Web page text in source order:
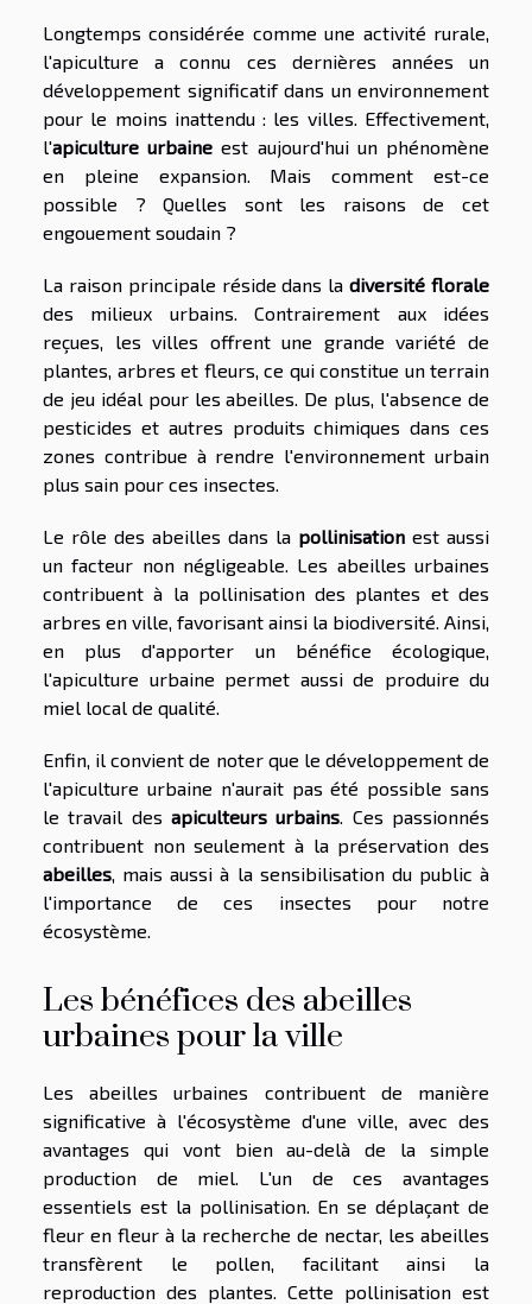
Longtemps considérée comme une activité rurale,
l'apiculture a connu ces dernières années un
développement significatif dans un environnement
pour le moins inattendu : les villes. Effectivement,
l'apiculture urbaine est aujourd'hui un phénomène
en pleine expansion. Mais comment est-ce
possible ? Quelles sont les raisons de cet
engouement soudain ?
La raison principale réside dans ladiversité florale
des milieux urbains. Contrairement aux idées
reçues, les villes offrent une grande variété de
plantes, arbres et fleurs, ce qui constitue un terrain
de jeu idéal pour les abeilles. De plus, l'absence de
pesticides et autres produits chimiques dans ces
zones contribue à rendre l'environnement urbain
plus sain pour ces insectes.
Le rôle des abeilles dans la pollinisation est aussi
un facteur non négligeable. Les abeilles urbaines
contribuent à la pollinisation des plantes et des
arbres en ville, favorisant ainsi la biodiversité. Ainsi,
en plus d'apporter un bénéfice écologique,
l'apiculture urbaine permet aussi de produire du
miel local de qualité.
Enfin, il convient de noter que le développement de
l'apiculture urbaine n'aurait pas été possible sans
le travail des apiculteurs urbains. Ces passionnés
contribuent non seulement à la préservation des
abeilles, mais aussi à la sensibilisation du public à
l'importance de ces insectes pour notre
écosystème.
Les bénéfices des abeilles
urbaines pour la ville
Les abeilles urbaines contribuent de manière
significative à l'écosystème d'une ville, avec des
avantages qui vont bien au-delà de la simple
production de miel. L'un de ces avantages
essentiels est la pollinisation. En se déplaçant de
fleur en fleur à la recherche de nectar, les abeilles
transfèrent le pollen, facilitant ainsi la
reproduction des plantes. Cette pollinisation est